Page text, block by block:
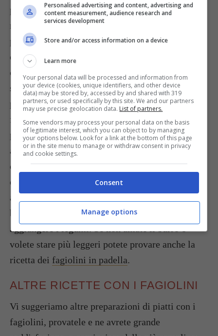
padella della carne secca di maiale o cinghiale, o
molto più semplicemente, dei bocconcini di
pollo, ancora meglio se marinati con il curry, o
del tonno in scatola. In questo caso serviteli poi
con del
riso basmati al limone
per un piatto unico
semplice e appetitoso. Un ottimo abbinamento
potrebbe poi essere quello di far saltare con i
fagiolini anche dei funghi con aggiunta di
prezzemolo. Infine vi suggeriamo di aggiungere
allaricetta dei fagiolini al burroanche solo
della scorza di limone per alleggerirne il gusto, o
dei semi di sesamo, per dare un tocco di etnicità
al vostro contorno. Provate anche a far saltare nel
burro delle mandorle o dei pinoli prima di
aggiungere i legumi. Se non amate il burro o
volete stare più leggeri potete provare anche la
ricetta dei fagiolini in padella.
ALTRE RICETTE CON I FAGIOLINI
Vi suggeriamo altre preparazioni di piatti con i
fagiolini, provatele e ne avrete grande
Personalised advertising and content, advertising and
content measurement, audience research and
services development
Store and/or access information on a device
Learn more
Your personal data will be processed and information from
your device (cookies, unique identifiers, and other device
data) may be stored by, accessed by and shared with 319
partners, or used specifically by this site. We and our partners
may use precise geolocation data. List of partners.
Some vendors may process your personal data on the basis
of legitimate interest, which you can object to by managing
your options below. Look for a link at the bottom of this page
or in the site menu to manage or withdraw consent in privacy
and cookie settings.
Consent
Manage options